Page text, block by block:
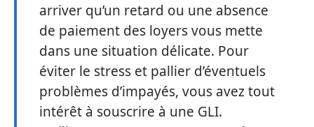
arriver qu’un retard ou une absence
de paiement des loyers vous mette
dans une situation délicate. Pour
éviter le stress et pallier d’éventuels
problèmes d’impayés, vous avez tout
intérêt à souscrire à une GLI.